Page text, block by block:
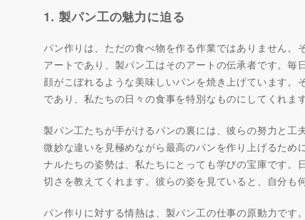
1. 製パン工の魅力に迫る
パン作りは、ただの食べ物を作る作業ではありません
アートであり、製パン工はそのアートの伝承者です。
顔がこぼれるような美味しいパンを焼き上げています
であり、私たちの日々の食事を特別なものにしてくれます
製パン工たちが手がけるパンの裏には、彼らの努力と工
微妙な違いを見極めながら最高のパンを作り上げるため
ナルたちの姿勢は、私たちにとっても学びの宝庫です
切さを教えてくれます。彼らの姿を見ていると、自分も
パン作りに対する情熱は、製パン工の仕事の原動力で